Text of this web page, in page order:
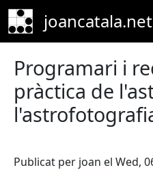
Skip to main content
joancatala.net
Programari i
pràctica de
Publicat per joan el Wed,